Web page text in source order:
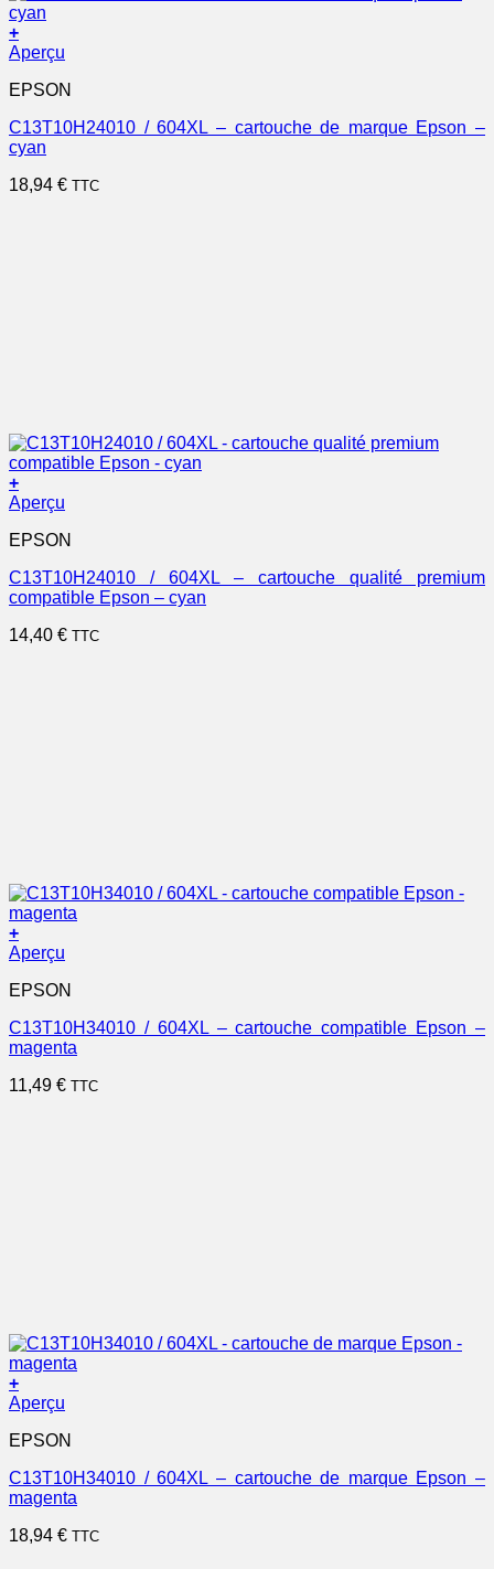
+
Aperçu
EPSON
C13T10H24010 / 604XL – cartouche de marque Epson –
cyan
18,94 € TTC
+
Aperçu
EPSON
C13T10H24010 / 604XL – cartouche qualité premium
compatible Epson – cyan
14,40 € TTC
+
Aperçu
EPSON
C13T10H34010 / 604XL – cartouche compatible Epson –
magenta
11,49 € TTC
+
Aperçu
EPSON
C13T10H34010 / 604XL – cartouche de marque Epson –
magenta
18,94 € TTC